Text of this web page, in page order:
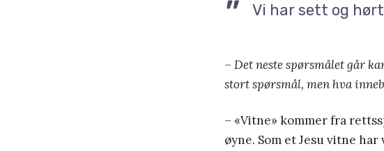
Vi har sett og
– Det neste spørsmålet går
stort spørsmål, men hva
– «Vitne» kommer fra
øyne. Som et Jesu vitne